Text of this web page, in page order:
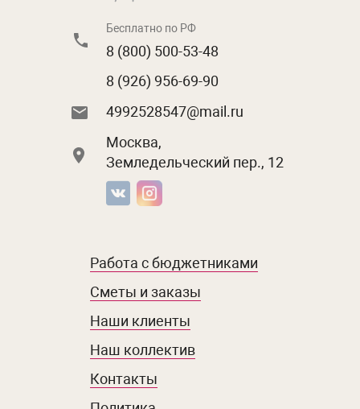
Бесплатно по РФ
8 (800) 500-53-48
8 (926) 956-69-90
4992528547@mail.ru
Москва,
Земледельческий пер., 12
Работа с бюджетниками
Сметы и заказы
Наши клиенты
Наш коллектив
Контакты